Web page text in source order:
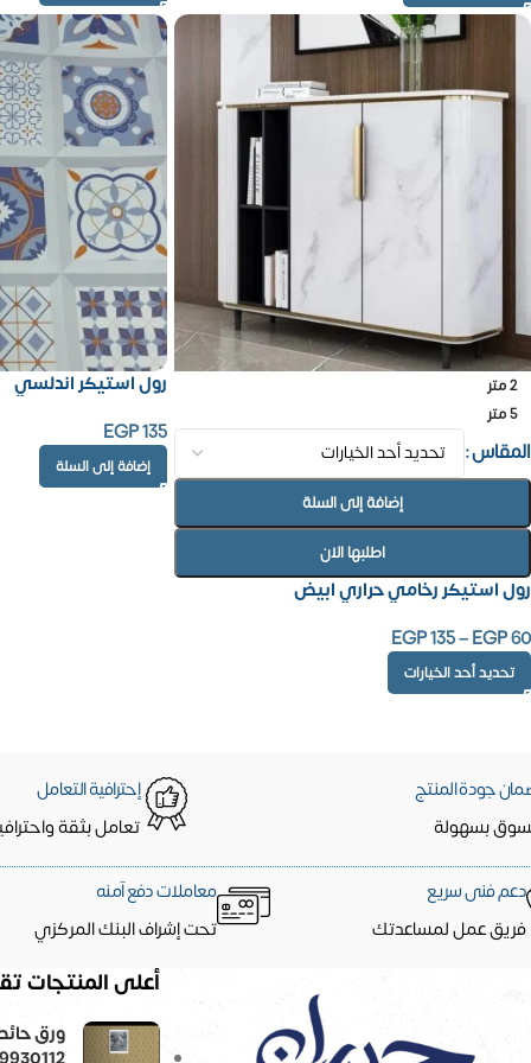
2 متر
5 متر
المقاس
إضافة إلى السلة
اطلبها الان
رول استيكر رخامي حراري ابيض
EGP60
–
EGP135
تحديد أحد الخيارات
رول استيكر اندلسي
EGP135
إضافة إلى السلة
جودة المنتج
بسهولة
إحترافية التعامل
تعامل بثقة
دعم فنى سريع
فريق عمل لمساعدتك
معاملات دفع آمنه
تحت إشراف البنك المركزي
أعلى المنتجات